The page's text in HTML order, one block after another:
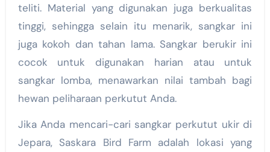
teliti. Material yang digunakan juga berkualitas
tinggi, sehingga selain itu menarik, sangkar ini
juga kokoh dan tahan lama. Sangkar berukir ini
cocok untuk digunakan harian atau untuk
sangkar lomba, menawarkan nilai tambah bagi
hewan peliharaan perkutut Anda.
Jika Anda mencari-cari sangkar perkutut ukir di
Jepara, Saskara Bird Farm adalah lokasi yang